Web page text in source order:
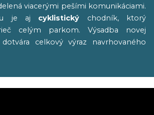
viacerými pešími komunikáciami.
je aj cyklistický chodník, ktorý
celým parkom. Výsadba novej
celkový výraz navrhovaného